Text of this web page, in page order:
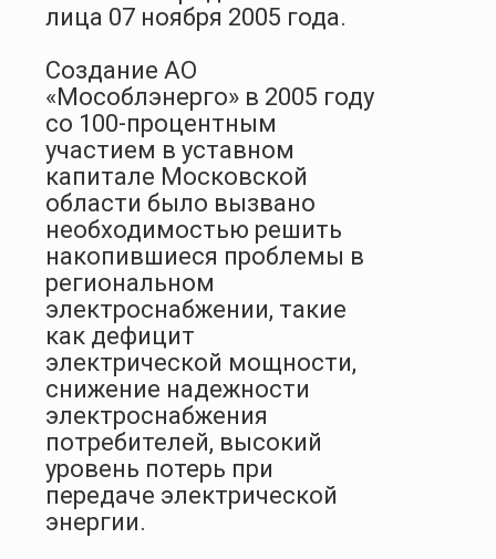
лица 07 ноября 2005 года.
Создание АО
«Мособлэнерго» в 2005 году
со 100-процентным
участием в уставном
капитале Московской
области было вызвано
необходимостью решить
накопившиеся проблемы в
региональном
электроснабжении, такие
как дефицит
электрической мощности,
снижение надежности
электроснабжения
потребителей, высокий
уровень потерь при
передаче электрической
энергии.